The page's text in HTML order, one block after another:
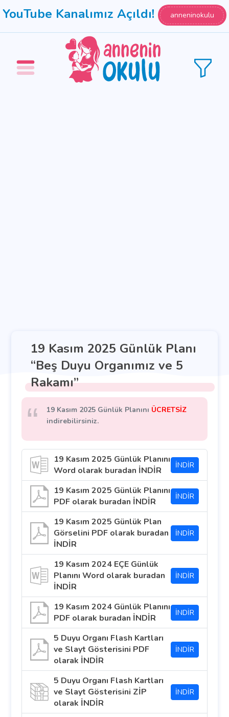
YouTube Kanalımız Açıldı! anneninokulu
19 Kasım 2025 Günlük Planı
“Beş Duyu Organımız ve 5
Rakamı”
19 Kasım 2025 Günlük Planını ÜCRETSİZ
indirebilirsiniz.
19 Kasım 2025 Günlük Planını
Word olarak buradan İNDİR
İNDİR
19 Kasım 2025 Günlük Planını
PDF olarak buradan İNDİR
İNDİR
19 Kasım 2025 Günlük Plan
Görselini PDF olarak buradan
İNDİR
İNDİR
19 Kasım 2024 EÇE Günlük
Planını Word olarak buradan
İNDİR
İNDİR
19 Kasım 2024 Günlük Planını
PDF olarak buradan İNDİR
İNDİR
5 Duyu Organı Flash Kartları
ve Slayt Gösterisini PDF
olarak İNDİR
İNDİR
5 Duyu Organı Flash Kartları
ve Slayt Gösterisini ZİP
olarak İNDİR
İNDİR